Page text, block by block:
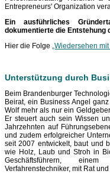
Entrepreneurs' Organization
Ein ausführliches
dokumentierte die Entstehung
Hier die Folge „Wiedersehen
Unterstützung durch
Beim Brandenburger
Beirat, ein Business Angel
Wolf mehr als nur ein
Er steuert auch sein Wissen
Jahrzehnten auf
und zudem erfolgreicher
seit 2007 entwickelt, baut und
wie Holz, Laub und Stroh in
Geschäftsführern,
Verfahrenstechniker, mit Rat